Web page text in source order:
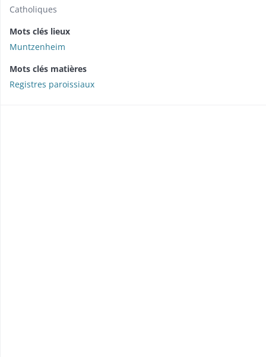
Catholiques
Mots clés lieux
Muntzenheim
Mots clés matières
Registres paroissiaux